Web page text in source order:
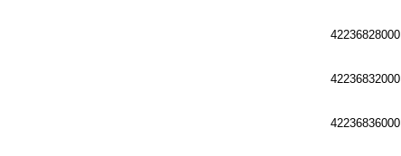
42236828000
42236832000
42236836000